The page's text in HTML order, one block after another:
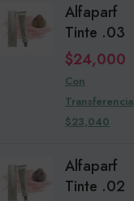
Alfaparf
Tinte .03
$24,000
Con
Transferencia
$23,040
Alfaparf
Tinte .02